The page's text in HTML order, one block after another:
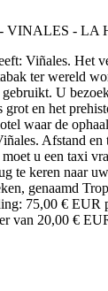
Viñales. Het
ter wereld
U
en het
waar de
Afstand
u een taxi
te keren naar
genaamd
75,00 €
van 20,00 €